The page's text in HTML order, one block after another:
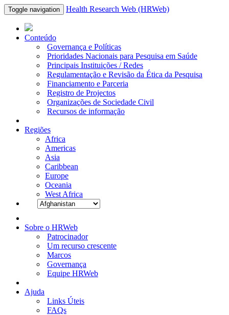
Toggle navigation Health Research Web (HRWeb)
Conteúdo
Governança e Políticas
Prioridades Nacionais para Pesquisa em Saúde
Principais Instituições / Redes
Regulamentação e Revisão da Ética da Pesquisa
Financiamento e Parceria
Registro de Projectos
Organizações de Sociedade Civil
Recursos de informação
Regiões
Africa
Americas
Asia
Caribbean
Europe
Oceania
West Africa
Sobre o HRWeb
Patrocinador
Um recurso crescente
Marcos
Governança
Equipe HRWeb
Ajuda
Links Úteis
FAQs